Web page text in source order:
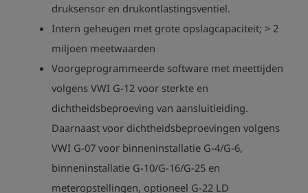
druksensor en drukontlastingsventiel.
Intern geheugen met grote opslagcapaciteit; > 2
miljoen meetwaarden
Voorgeprogrammeerde software met meettijden
volgens VWI G-12 voor sterkte en
dichtheidsbeproeving van aansluitleiding.
Daarnaast voor dichtheidsbeproevingen volgens
VWI G-07 voor binneninstallatie G-4/G-6,
binneninstallatie G-10/G-16/G-25 en
meteropstellingen, optioneel G-22 LD